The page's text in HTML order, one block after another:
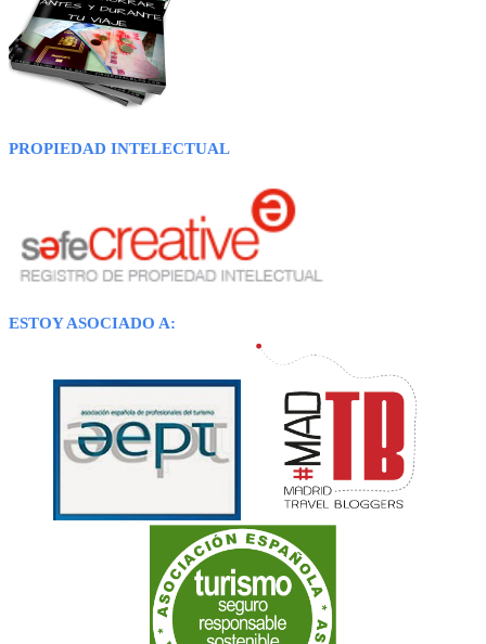
PROPIEDAD INTELECTUAL
ESTOY ASOCIADO A: